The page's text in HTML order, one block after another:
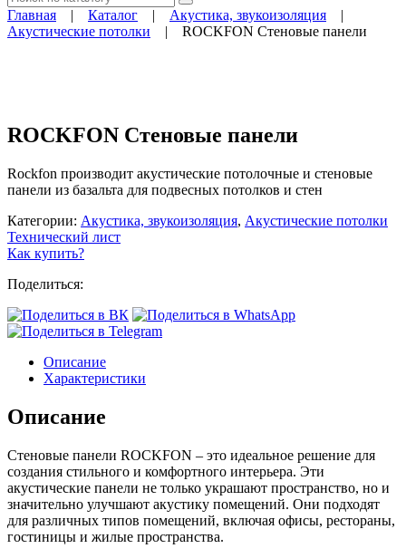
Поиск
Главная | Каталог | Акустика, звукоизоляция |
Акустические потолки | ROCKFON Стеновые панели
ROCKFON Стеновые панели
Rockfon производит акустические потолочные и стеновые
панели из базальта для подвесных потолков и стен
Категории: Акустика, звукоизоляция, Акустические потолки
Технический лист
Как купить?
Поделиться:
Описание
Характеристики
Описание
Стеновые панели ROCKFON – это идеальное решение для
создания стильного и комфортного интерьера. Эти
акустические панели не только украшают пространство, но и
значительно улучшают акустику помещений. Они подходят
для различных типов помещений, включая офисы, рестораны,
гостиницы и жилые пространства.